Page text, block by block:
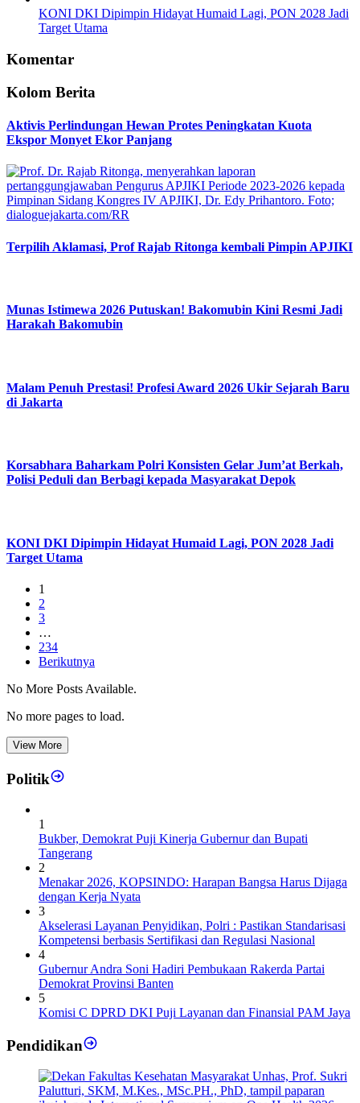
KONI DKI Dipimpin Hidayat Humaid Lagi, PON 2028 Jadi
Target Utama
Komentar
Kolom Berita
Aktivis Perlindungan Hewan Protes Peningkatan Kuota
Ekspor Monyet Ekor Panjang
Terpilih Aklamasi, Prof Rajab Ritonga kembali Pimpin APJIKI
Munas Istimewa 2026 Putuskan! Bakomubin Kini Resmi Jadi
Harakah Bakomubin
Malam Penuh Prestasi! Profesi Award 2026 Ukir Sejarah Baru
di Jakarta
Korsabhara Baharkam Polri Konsisten Gelar Jum’at Berkah,
Polisi Peduli dan Berbagi kepada Masyarakat Depok
KONI DKI Dipimpin Hidayat Humaid Lagi, PON 2028 Jadi
Target Utama
1
2
3
…
234
Berikutnya
No More Posts Available.
No more pages to load.
View More
Politik
1
Bukber, Demokrat Puji Kinerja Gubernur dan Bupati
Tangerang
2
Menakar 2026, KOPSINDO: Harapan Bangsa Harus Dijaga
dengan Kerja Nyata
3
Akselerasi Layanan Penyidikan, Polri : Pastikan Standarisasi
Kompetensi berbasis Sertifikasi dan Regulasi Nasional
4
Gubernur Andra Soni Hadiri Pembukaan Rakerda Partai
Demokrat Provinsi Banten
5
Komisi C DPRD DKI Puji Layanan dan Finansial PAM Jaya
Pendidikan